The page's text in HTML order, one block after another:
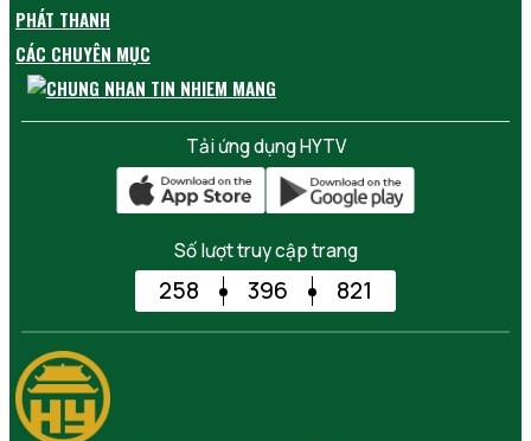
PHÁT THANH
CÁC CHUYÊN MỤC
Tải ứng dụng HYTV
Số lượt truy cập trang
258 396 821